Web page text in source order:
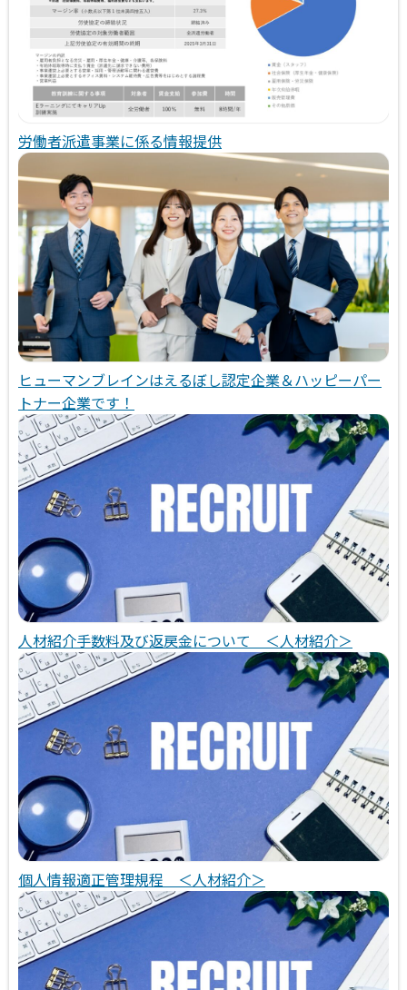
労働者派遣事業に係る情報提供
ヒューマンブレインはえるぼし認定企業＆ハッピーパー
トナー企業です！
人材紹介手数料及び返戻金について ＜人材紹介＞
個人情報適正管理規程 ＜人材紹介＞